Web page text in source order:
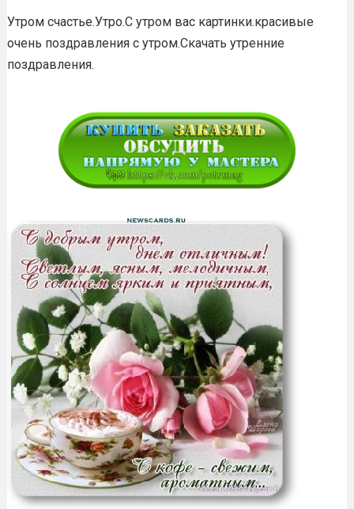
Утром счастье.Утро.С утром вас картинки.красивые
очень поздравления с утром.Скачать утренние
поздравления.